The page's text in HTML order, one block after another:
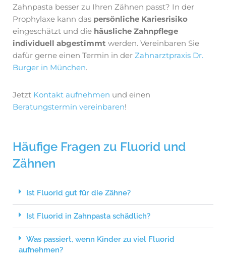
Zahnpasta besser zu Ihren Zähnen passt? In der
Prophylaxe kann das persönliche Kariesrisiko
eingeschätzt und die häusliche Zahnpflege
individuell abgestimmt werden. Vereinbaren Sie
dafür gerne einen Termin in der Zahnarztpraxis Dr.
Burger in München.
Jetzt Kontakt aufnehmen und einen
Beratungstermin vereinbaren!
Häufige Fragen zu Fluorid und
Zähnen
Ist Fluorid gut für die Zähne?
Ist Fluorid in Zahnpasta schädlich?
Was passiert, wenn Kinder zu viel Fluorid
aufnehmen?